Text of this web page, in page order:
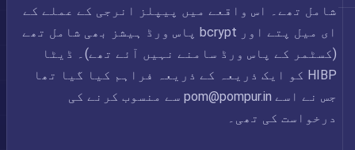
شامل تھے۔ اس واقعے میں پیپلز انرجی کے عملے کے
ای میل پتے اور bcrypt پاس ورڈ ہیشز بھی شامل تھے
(کسٹمر کے پاس ورڈ سامنے نہیں آئے تھے)۔ ڈیٹا
HIBP کو ایک ذریعہ کے ذریعہ فراہم کیا گیا تھا
جس نے اسےpom@pompur.inسے منسوب کرنے کی
درخواست کی تھی۔